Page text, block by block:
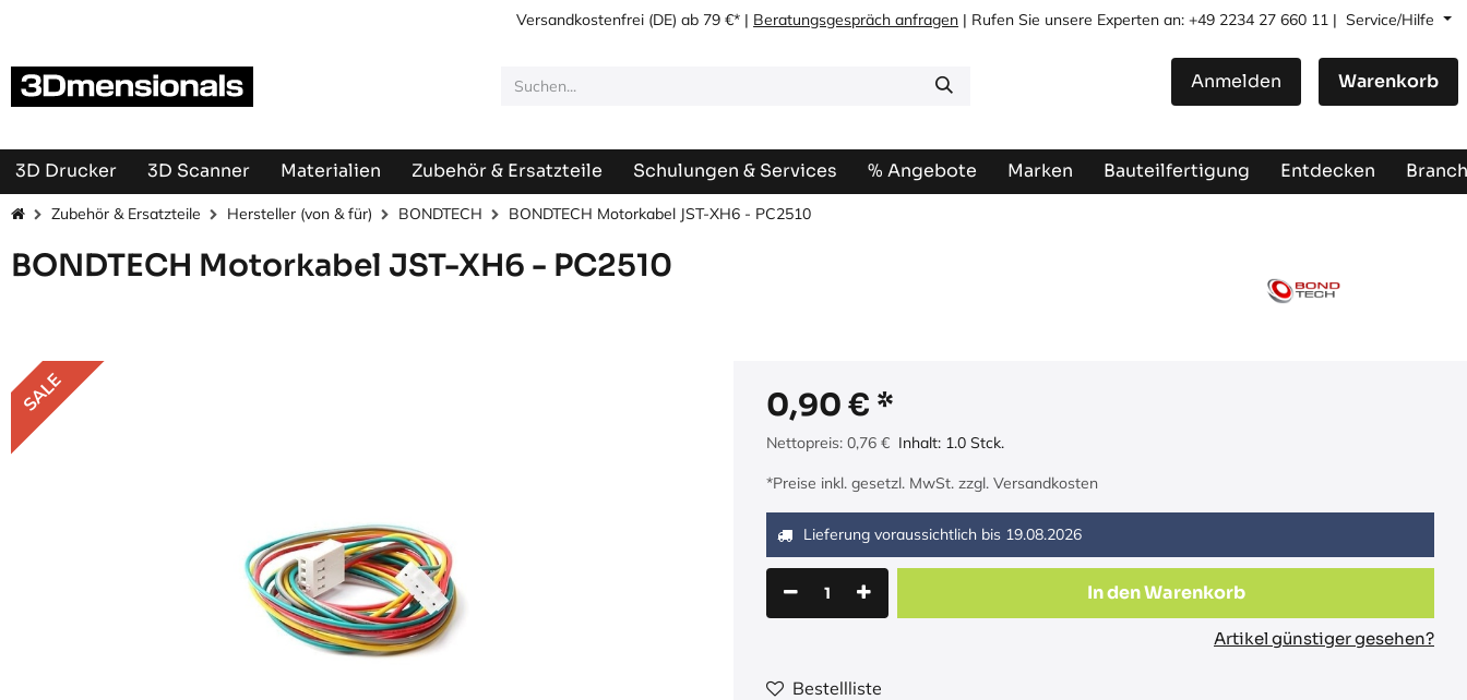
Versandkostenfrei (DE) ab 79 €* | Beratungsgespräch anfragen | Rufen Sie unsere Experten an: +49 2234 27 660 11 | Service/Hilfe
Anmelden Warenkorb
3D Drucker 3D Scanner Materialien Zubehör & Ersatzteile Schulungen & Services % Angebote Marken Bauteilfertigung Entdecken
Zubehör & Ersatzteile Hersteller (von & für) BONDTECH BONDTECH Motorkabel JST-XH6 - PC2510
BONDTECH Motorkabel JST-XH6 - PC2510
SALE 0,90 €
Nettopreis: 0,76 € Inhalt: 1.0 Stck.
*Preise inkl. gesetzl. MwSt. zzgl. Versandkosten
Lieferung voraussichtlich bis 19.08.2026
In den Warenkorb
Artikel günstiger gesehen?
Bestellliste